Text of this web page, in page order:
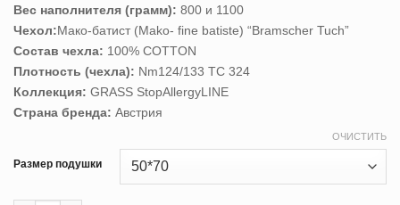
Вес наполнителя (грамм): 800 и 1100
Чехол:Мако-батист (Mako- fine batiste) “Bramscher Tuch”
Состав чехла: 100% COTТON
Плотность (чехла): Nm124/133 TC 324
Коллекция: GRASS StopAllergyLINE
Страна бренда: Австрия
Размер подушки
ОЧИСТИТЬ